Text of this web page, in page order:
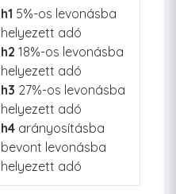
h1 5%-os levonásba
helyezett adó
h2 18%-os levonásba
helyezett adó
h3 27%-os levonásba
helyezett adó
h4 arányosításba
bevont levonásba
helyezett adó